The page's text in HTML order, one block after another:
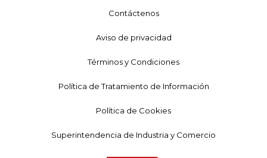
Contáctenos
Aviso de privacidad
Términos y Condiciones
Política de Tratamiento de Información
Política de Cookies
Superintendencia de Industria y Comercio